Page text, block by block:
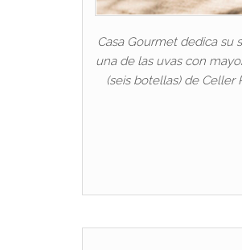
Casa Gourmet dedica su
una de las uvas con
(seis botellas) de Celler